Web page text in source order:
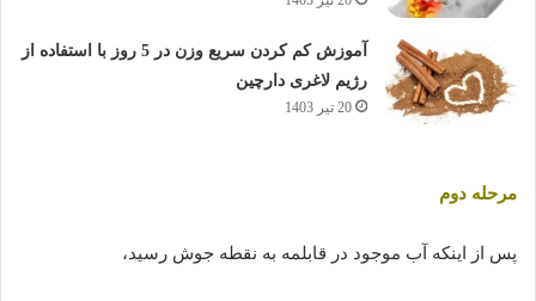
آموزش کم کردن سریع وزن در 5 روز با استفاده از
رژیم لاغری دارچین
20 تیر 1403
مرحله دوم
پس از اینکه آب موجود در قابلمه به نقطه جوش رسید،